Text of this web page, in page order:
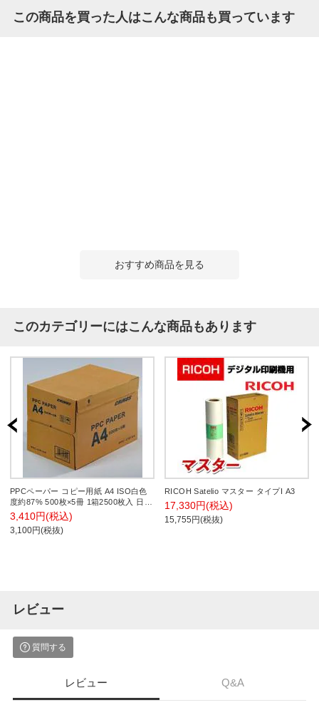
この商品を買った人はこんな商品も買っています
おすすめ商品を見る
このカテゴリーにはこんな商品もあります
PPCペーパー コピー用紙 A4 ISO白色
度約87% 500枚×5冊 1箱2500枚入 日本
クリノス/EC-PPC-CRIA4
3,410円(税込)
3,100円(税抜)
RICOH Satelio マスター タイプI A3
17,330円(税込)
15,755円(税抜)
レビュー
質問する
レビュー Q&A